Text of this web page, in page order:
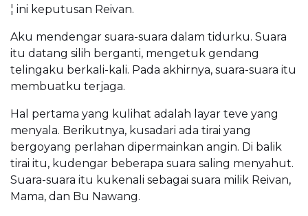
¦ ini keputusan Reivan.
Aku mendengar suara-suara dalam tidurku. Suara
itu datang silih berganti, mengetuk gendang
telingaku berkali-kali. Pada akhirnya, suara-suara itu
membuatku terjaga.
Hal pertama yang kulihat adalah layar teve yang
menyala. Berikutnya, kusadari ada tirai yang
bergoyang perlahan dipermainkan angin. Di balik
tirai itu, kudengar beberapa suara saling menyahut.
Suara-suara itu kukenali sebagai suara milik Reivan,
Mama, dan Bu Nawang.